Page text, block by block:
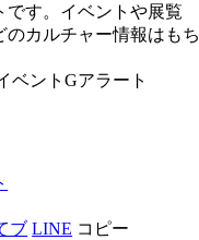
です。イベントや展覧
のカルチャー情報はもち
ベントGアラート
ブ LINE コピー